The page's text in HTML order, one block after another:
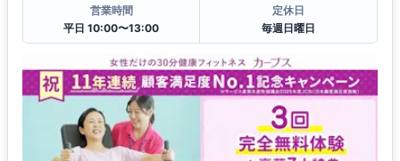
営業時間
平日 10:00〜13:00
定休日
毎週日曜日